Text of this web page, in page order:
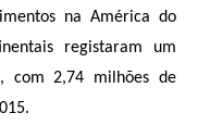
na América do
registaram um
com 2,74 milhões de